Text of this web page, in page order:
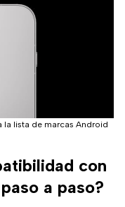
la lista de marcas Android
con
a paso?